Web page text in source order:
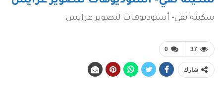
سكينه تقي- أستوديوهات لتصوير عرايس
0 37
شارك